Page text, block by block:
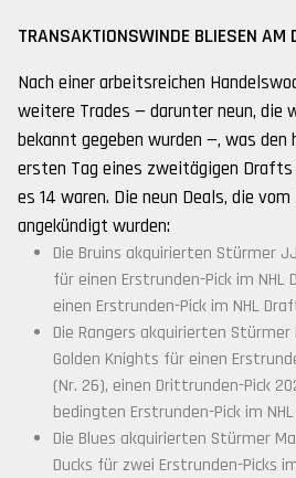
TRANSAKTIONSWINDE BLIESEN AM
Nach einer arbeitsreichen
weitere Trades — darunter neun, die
bekannt gegeben wurden —, was
ersten Tag eines zweitägigen
es 14 waren. Die neun Deals, die
angekündigt wurden:
Die Bruins akquirierten Stürmer
für einen Erstrunden-Pick im NHL
einen Erstrunden-Pick im NHL
Die Rangers akquirierten
Golden Knights für einen
(Nr. 26), einen Drittrunden-Pick
bedingten Erstrunden-Pick im
Die Blues akquirierten Stürmer
Ducks für zwei Erstrunden-Picks